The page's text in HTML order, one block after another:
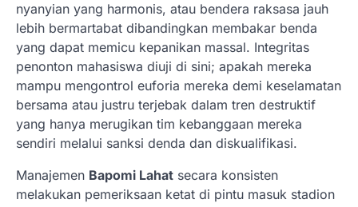
nyanyian yang harmonis, atau bendera raksasa jauh
lebih bermartabat dibandingkan membakar benda
yang dapat memicu kepanikan massal. Integritas
penonton mahasiswa diuji di sini; apakah mereka
mampu mengontrol euforia mereka demi keselamatan
bersama atau justru terjebak dalam tren destruktif
yang hanya merugikan tim kebanggaan mereka
sendiri melalui sanksi denda dan diskualifikasi.
Manajemen Bapomi Lahat secara konsisten
melakukan pemeriksaan ketat di pintu masuk stadion